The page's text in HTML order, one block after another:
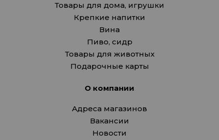
Товары для дома, игрушки
Крепкие напитки
Вина
Пиво, сидр
Товары для животных
Подарочные карты
О компании
Адреса магазинов
Вакансии
Новости